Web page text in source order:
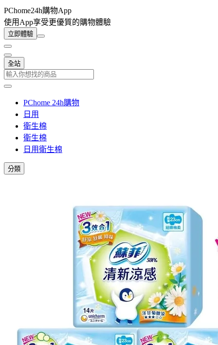
PChome24h購物App
使用App享受更優質的購物體驗
立即體驗
全站
PChome 24h購物
日用
衛生棉
衛生棉
日用衛生棉
分類